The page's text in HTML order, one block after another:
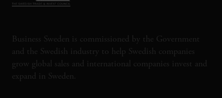
Business Sweden is commissioned by the Government
and the Swedish industry to help Swedish companies
grow global sales and international companies invest and
expand in Sweden.